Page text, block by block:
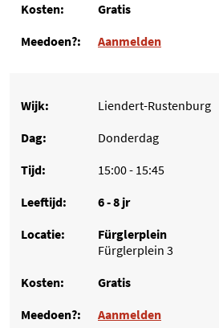
Gratis
Aanmelden
Liendert-Rustenburg
Donderdag
15:00 - 15:45
6 - 8 jr
Fürglerplein
Fürglerplein 3
Gratis
Aanmelden